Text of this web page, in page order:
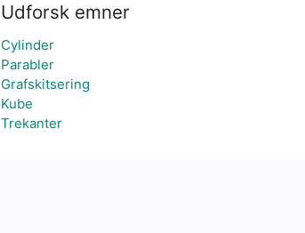
Udforsk emner
Cylinder
Parabler
Grafskitsering
Kube
Trekanter